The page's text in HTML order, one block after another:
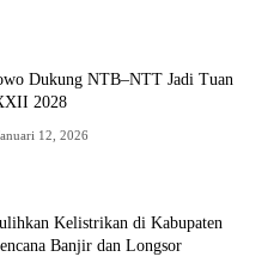
Dukung NTB–NTT Jadi Tuan
2028
12, 2026
Kelistrikan di Kabupaten
Banjir dan Longsor